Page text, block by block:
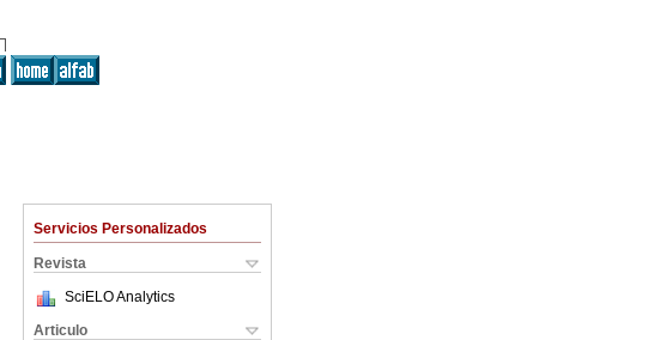
Servicios Personalizados
Revista
SciELO Analytics
Articulo